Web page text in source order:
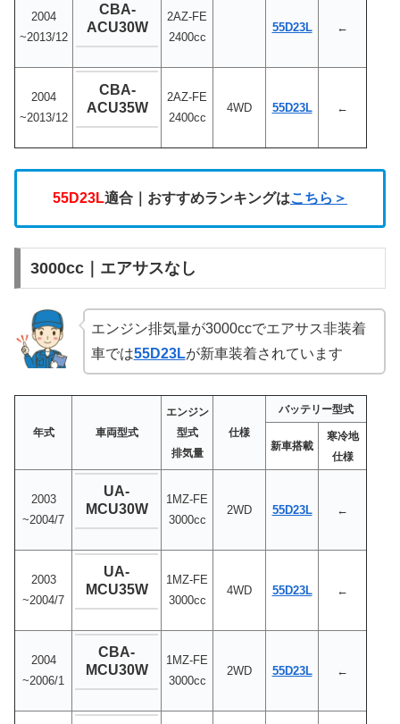
2004
~2013/12
CBA-
ACU30W
2AZ-FE
2400cc
55D23L ←
2004
~2013/12
CBA-
ACU35W
2AZ-FE
2400cc
4WD 55D23L ←
55D23L適合｜おすすめランキングはこちら＞
3000cc｜エアサスなし
エンジン排気量が3000ccでエアサス非装着
車では55D23Lが新車装着されています
年式 車両型式
エンジン
型式
排気量
仕様
バッテリー型式
新車搭載
寒冷地
仕様
2003
~2004/7
UA-
MCU30W
1MZ-FE
3000cc
2WD 55D23L ←
2003
~2004/7
UA-
MCU35W
1MZ-FE
3000cc
4WD 55D23L ←
2004
~2006/1
CBA-
MCU30W
1MZ-FE
3000cc
2WD 55D23L ←